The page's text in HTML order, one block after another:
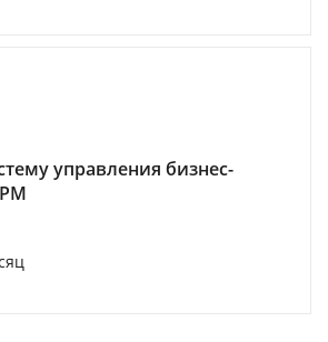
управления бизнес-